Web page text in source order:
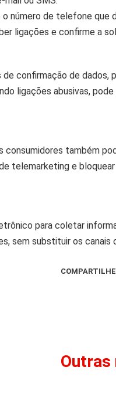
número de telefone que
ligações e confirme a
confirmação de dados,
ligações abusivas,
consumidores também
telemarketing e
para coletar
sem substituir os canais